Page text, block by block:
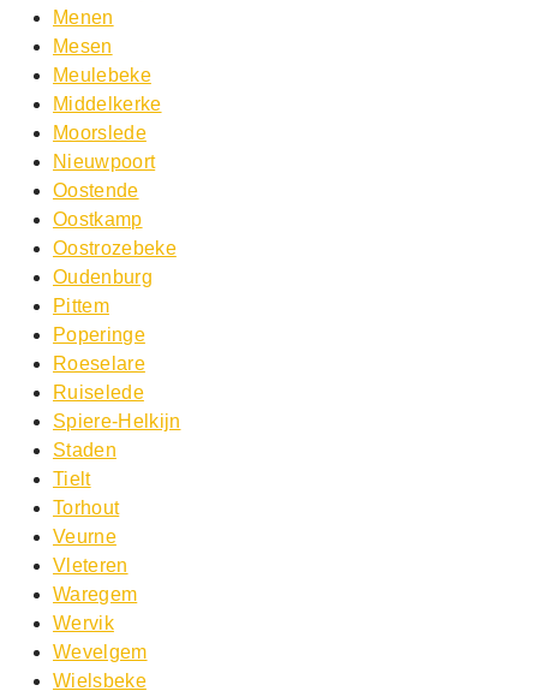
Menen
Mesen
Meulebeke
Middelkerke
Moorslede
Nieuwpoort
Oostende
Oostkamp
Oostrozebeke
Oudenburg
Pittem
Poperinge
Roeselare
Ruiselede
Spiere-Helkijn
Staden
Tielt
Torhout
Veurne
Vleteren
Waregem
Wervik
Wevelgem
Wielsbeke